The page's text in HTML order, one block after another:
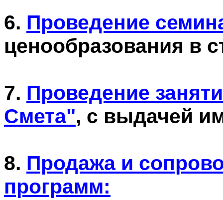
6. Проведение
ценообразования в
7. Проведение
Смета", с выдачей
8. Продажа и
программ: